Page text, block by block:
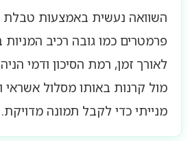
השוואה נעשית באמצעות טבלת
פרמטרים כמו גובה רכיב
לאורך זמן, רמת הסיכון ודמי
מול קרנות באותו מסלול אשראי
מנייתי כדי לקבל תמונה מדויקת.